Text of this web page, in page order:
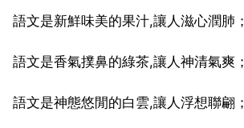
語文是新鮮味美的果汁,讓人滋心潤肺；
語文是香氣撲鼻的綠茶,讓人神清氣爽；
語文是神態悠閒的白雲,讓人浮想聯翩；